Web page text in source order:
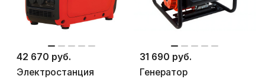
42 670 руб.
Электростанция
31 690 руб.
Генератор